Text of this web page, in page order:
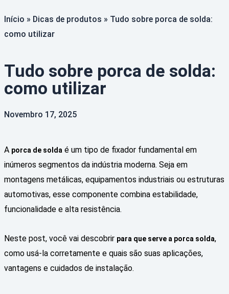
Início » Dicas de produtos » Tudo sobre porca de solda:
como utilizar
Tudo sobre porca de solda:
como utilizar
Novembro 17, 2025
A porca de solda é um tipo de fixador fundamental em
inúmeros segmentos da indústria moderna. Seja em
montagens metálicas, equipamentos industriais ou estruturas
automotivas, esse componente combina estabilidade,
funcionalidade e alta resistência.
Neste post, você vai descobrir para que serve a porca solda,
como usá-la corretamente e quais são suas aplicações,
vantagens e cuidados de instalação.